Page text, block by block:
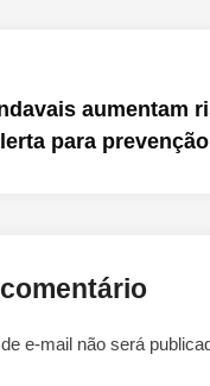
aumentam
para prevenção
e-mail não será